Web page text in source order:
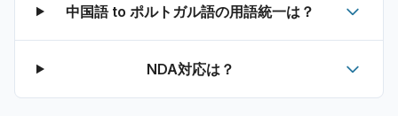
中国語 to ポルトガル語の用語統一は？
NDA対応は？